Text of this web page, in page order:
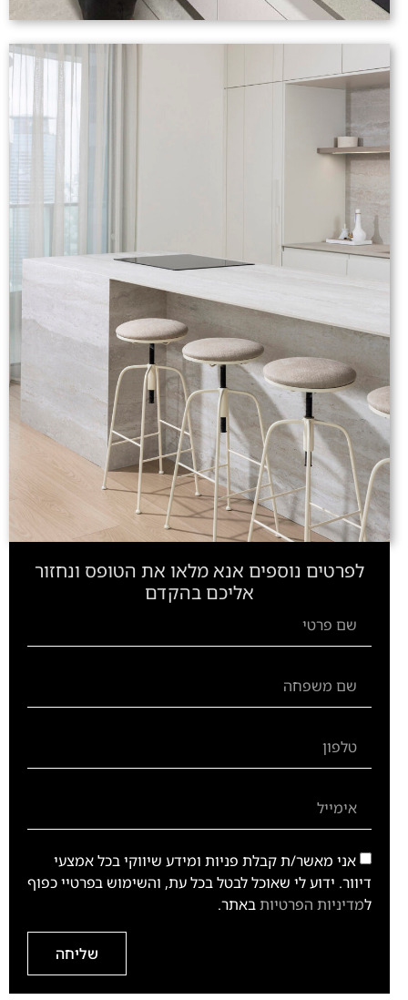
לפרטים נוספים אנא מלאו את הטופס ונחזור
אליכם בהקדם
אני מאשר/ת קבלת פניות ומידע שיווקי בכל אמצעי
דיוור. ידוע לי שאוכל לבטל בכל עת, והשימוש בפרטיי כפוף
למדיניות הפרטיותבאתר.
שליחה